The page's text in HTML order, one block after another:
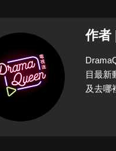
作者
目最新
及去哪